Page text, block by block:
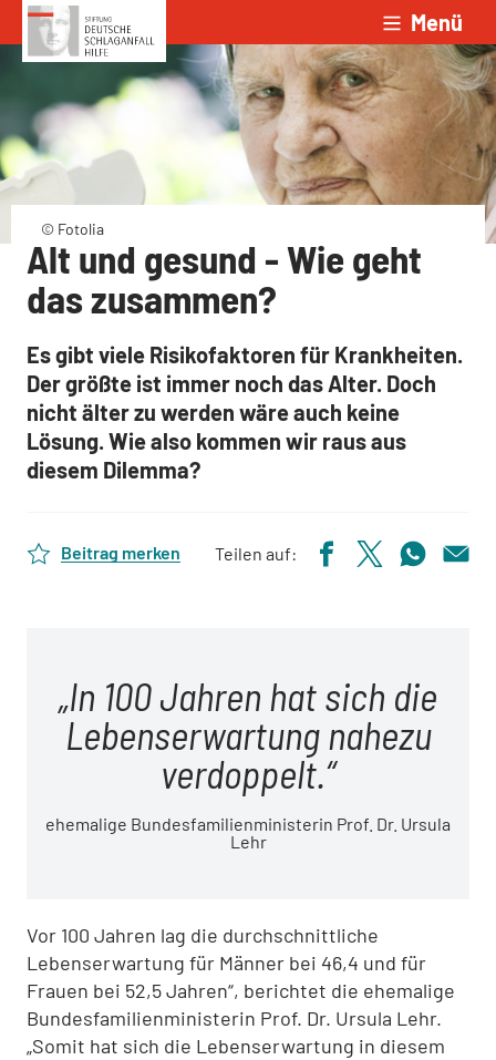
Zum Inhalt springen Menü
© Fotolia
Alt und gesund - Wie geht
das zusammen?
Es gibt viele Risikofaktoren für Krankheiten.
Der größte ist immer noch das Alter. Doch
nicht älter zu werden wäre auch keine
Lösung. Wie also kommen wir raus aus
diesem Dilemma?
Beitrag merken Teilen auf:
In 100 Jahren hat sich die
Lebenserwartung nahezu
verdoppelt.
ehemalige Bundesfamilienministerin Prof. Dr. Ursula
Lehr
Vor 100 Jahren lag die durchschnittliche
Lebenserwartung für Männer bei 46,4 und für
Frauen bei 52,5 Jahren“, berichtet die ehemalige
Bundesfamilienministerin Prof. Dr. Ursula Lehr.
„Somit hat sich die Lebenserwartung in diesem